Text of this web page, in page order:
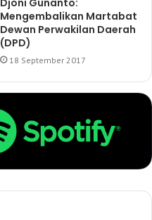
Mengembalikan Martabat
Dewan Perwakilan Daerah
(DPD)
18 September 2017